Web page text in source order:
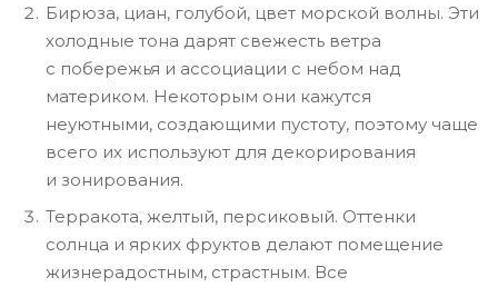
Бирюза, циан, голубой, цвет морской волны. Эти
холодные тона дарят свежесть ветра
с побережья и ассоциации с небом над
материком. Некоторым они кажутся
неуютными, создающими пустоту, поэтому чаще
всего их используют для декорирования
и зонирования.
Терракота, желтый, персиковый. Оттенки
солнца и ярких фруктов делают помещение
жизнерадостным, страстным. Все